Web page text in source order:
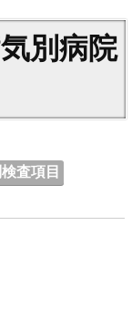
別病院
査項目